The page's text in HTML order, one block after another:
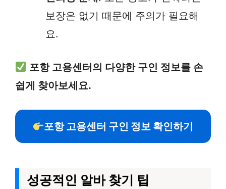
보장은 없기 때문에 주의가 필요해
요.
포항 고용센터의 다양한 구인 정보를 손
쉽게 찾아보세요.
포항 고용센터 구인 정보 확인하기
성공적인 알바 찾기 팁